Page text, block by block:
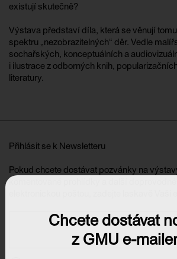
existují skutečně?
Výstava představí díla, která se věnují
spektru „nezobrazitelných“ děr. Vedle
sochařských, konceptuálních a
i ilustrace z odborných knih,
literatury.
Přihlásit se k Newsletteru
Pokud chcete dostávat pozvánky na
komentované prohlídky a další doprovodné
elektronickou poštou, zadejte laskavě Vaši
Chcete dostávat
z GMU e-